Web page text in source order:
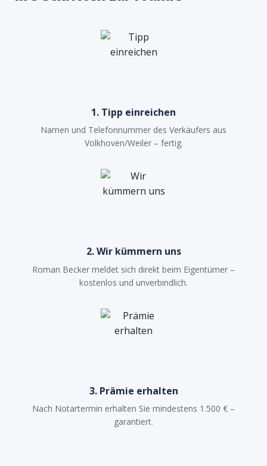
1. Tipp einreichen
Namen und Telefonnummer des Verkäufers aus
Volkhoven/Weiler – fertig.
2. Wir kümmern uns
Roman Becker meldet sich direkt beim Eigentümer –
kostenlos und unverbindlich.
3. Prämie erhalten
Nach Notartermin erhalten Sie mindestens 1.500 € –
garantiert.